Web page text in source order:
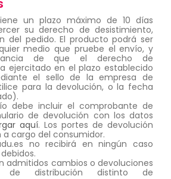
un plazo máximo de 10 días
su derecho de desistimiento,
del pedido. El producto podrá ser
medio que pruebe el envío, y
de que el derecho de
ejercitado en el plazo establecido
el sello de la empresa de
para la devolución, o la fecha
incluir el comprobante de
de devolución con los datos
aquí. Los portes de devolución
cargo del consumidor.
no recibirá en ningún caso
admitidos cambios o devoluciones
distribución distinto de